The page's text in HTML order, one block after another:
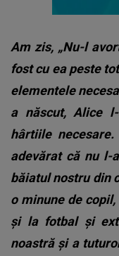
Am zis, „Nu-l
fost cu ea peste
elementele
a născut, Alice
hârtiile
adevărat că nu l-
băiatul nostru din
o minune de
şi la fotbal şi
noastră şi a